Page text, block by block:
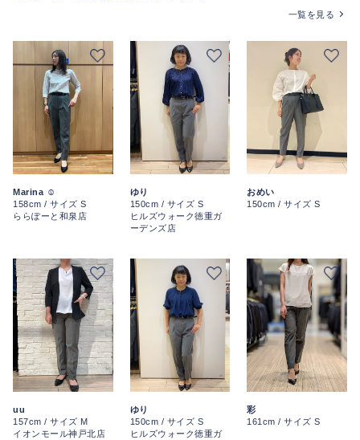
一覧を見る
Marina ☺︎
158cm / サイズ S
ららぽーと和泉店
ゆり
150cm / サイズ S
ヒルズウォーク徳重ガ
ーデンズ店
おめい
150cm / サイズ S
uu
157cm / サイズ M
イオンモール神戸北店
ゆり
150cm / サイズ S
ヒルズウォーク徳重ガ
彩
161cm / サイズ S